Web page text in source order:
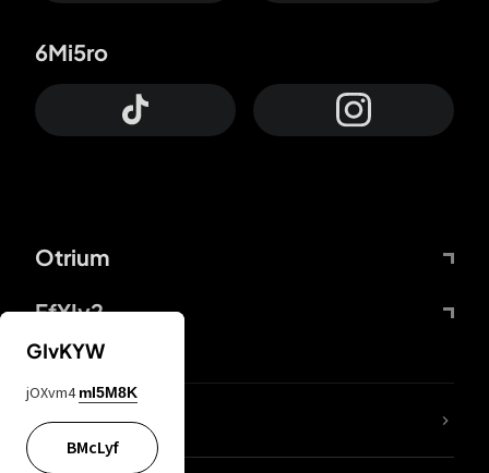
Otrium
FfYIy2
6Mi5ro
KIjvtr
GIvKYW
jOXvm4 mI5M8K
BMcLyf